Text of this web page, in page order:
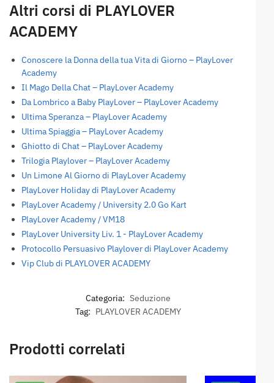
Altri corsi di PLAYLOVER
ACADEMY
Conoscere la Donna della tua Vita di Giorno – PlayLover
Academy
Il Mago Della Chat – PlayLover Academy
Da Lombrico a Baby PlayLover – PlayLover Academy
Ultima Speranza – PlayLover Academy
Ultima Spiaggia – PlayLover Academy
Ghiotto di Chat – PlayLover Academy
Trilogia Playlover – PlayLover Academy
Un Limone Al Giorno di PlayLover Academy
PlayLover Holiday di PlayLover Academy
PlayLover Academy / University 2.0 Go Kart
PlayLover Academy / VM18
PlayLover University Liv. 1 - PlayLover Academy
Protocollo Persuasivo Playlover di PlayLover Academy
Vip Club di PLAYLOVER ACADEMY
Categoria: Seduzione
Tag: PLAYLOVER ACADEMY
Prodotti correlati